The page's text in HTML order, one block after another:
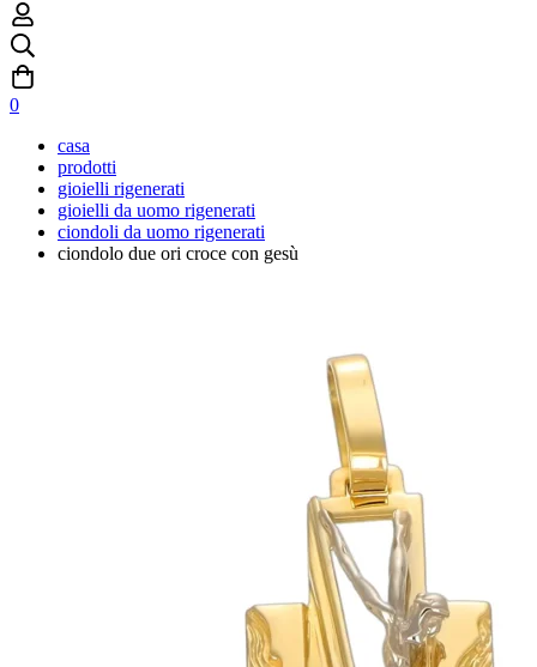
0
casa
prodotti
gioielli rigenerati
gioielli da uomo rigenerati
ciondoli da uomo rigenerati
ciondolo due ori croce con gesù